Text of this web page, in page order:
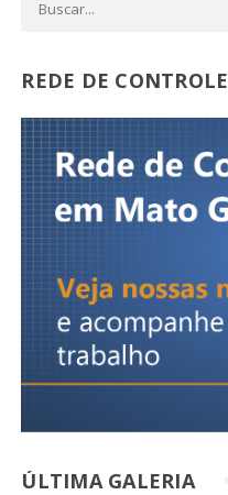
REDE DE CONTROLE
ÚLTIMA GALERIA